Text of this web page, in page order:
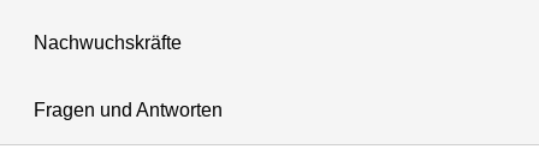
Nachwuchskräfte
Fragen und Antworten